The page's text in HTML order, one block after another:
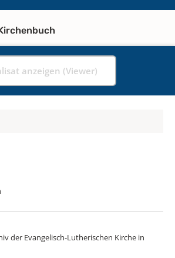
anzeigen (Viewer)
der Evangelisch-Lutherischen Kirche in